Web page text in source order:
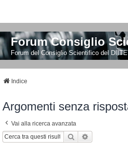
Forum Consiglio
Forum del Consiglio Scientifico del
Indice
Argomenti senza
Vai alla ricerca avanzata
Cerca